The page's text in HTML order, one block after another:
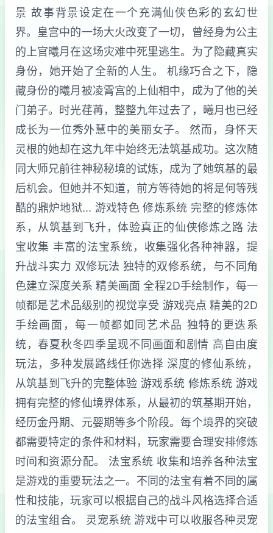
景 故事背景设定在一个充满仙侠色彩的玄幻世
界。皇宫中的一场大火改变了一切，曾经身为公主
的上官曦月在这场灾难中死里逃生。为了隐藏真实
身份，她开始了全新的人生。 机缘巧合之下，隐
藏身份的曦月被凌霄宫的上仙相中，成为了他的关
门弟子。时光荏苒，整整九年过去了，曦月也已经
成长为一位秀外慧中的美丽女子。 然而，身怀天
灵根的她却在这九年中始终无法筑基成功。这次随
同大师兄前往神秘秘境的试炼，成为了她筑基的最
后机会。但她并不知道，前方等待她的将是何等残
酷的鼎炉地狱... 游戏特色 修炼系统 完整的修炼体
系，从筑基到飞升，体验真正的仙侠修炼之路 法
宝收集 丰富的法宝系统，收集强化各种神器，提
升战斗实力 双修玩法 独特的双修系统，与不同角
色建立深度关系 精美画面 全程2D手绘制作，每一
帧都是艺术品级别的视觉享受 游戏亮点 精美的2D
手绘画面，每一帧都如同艺术品 独特的更迭系
统，春夏秋冬四季呈现不同画面和剧情 高自由度
玩法，多种发展路线任你选择 深度的修仙系统，
从筑基到飞升的完整体验 游戏系统 修炼系统 游戏
拥有完整的修仙境界体系，从最初的筑基期开始，
经历金丹期、元婴期等多个阶段。每个境界的突破
都需要特定的条件和材料，玩家需要合理安排修炼
时间和资源分配。 法宝系统 收集和培养各种法宝
是游戏的重要玩法之一。不同的法宝有着不同的属
性和技能，玩家可以根据自己的战斗风格选择合适
的法宝组合。 灵宠系统 游戏中可以收服各种灵宠